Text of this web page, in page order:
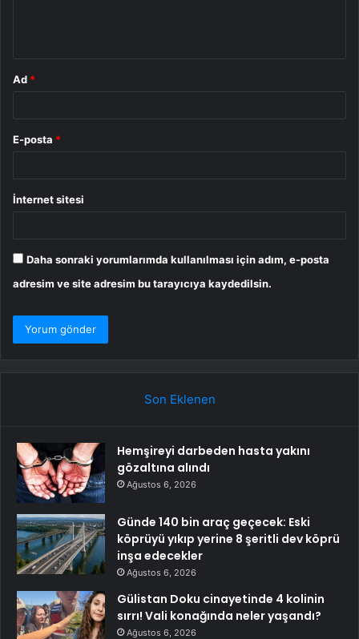
Ad *
E-posta *
İnternet sitesi
Daha sonraki yorumlarımda kullanılması için adım, e-posta
adresim ve site adresim bu tarayıcıya kaydedilsin.
Son Eklenen
Hemşireyi darbeden hasta yakını
gözaltına alındı
Ağustos 6, 2026
Günde 140 bin araç geçecek: Eski
köprüyü yıkıp yerine 8 şeritli dev köprü
inşa edecekler
Ağustos 6, 2026
Gülistan Doku cinayetinde 4 kolinin
sırrı! Vali konağında neler yaşandı?
Ağustos 6, 2026